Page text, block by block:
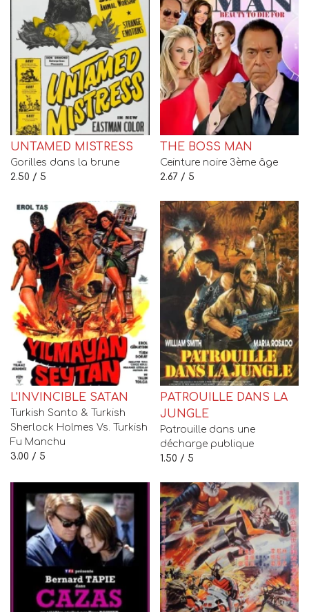
UNTAMED MISTRESS
Gorilles dans la brune
2.50 / 5
THE BOSS MAN
Ceinture noire 3ème âge
2.67 / 5
L'INVINCIBLE SATAN
Turkish Santo & Turkish
Sherlock Holmes Vs. Turkish
Fu Manchu
3.00 / 5
PATROUILLE DANS LA
JUNGLE
Patrouille dans une
décharge publique
1.50 / 5